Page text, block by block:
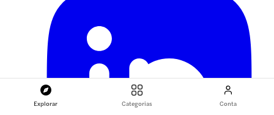
Explorar Categorias Conta